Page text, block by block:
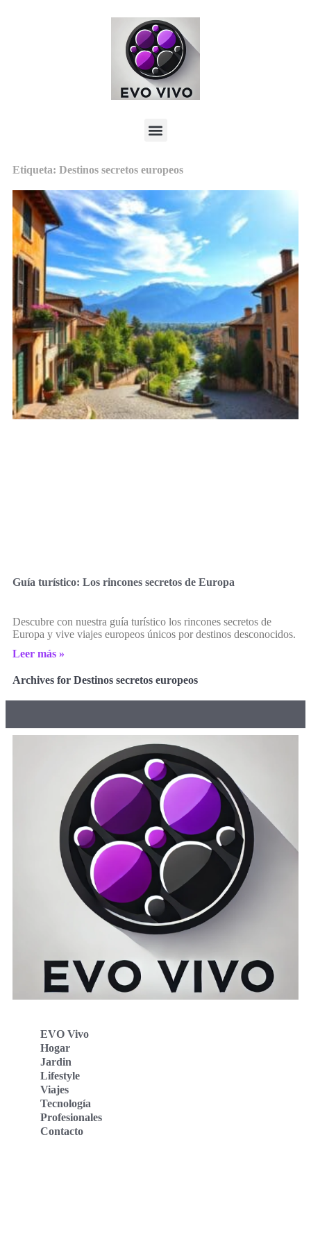
Etiqueta: Destinos secretos europeos
Guía turístico: Los rincones secretos de Europa
Descubre con nuestra guía turístico los rincones secretos de
Europa y vive viajes europeos únicos por destinos desconocidos.
Leer más »
Archives for Destinos secretos europeos
EVO Vivo
Hogar
Jardin
Lifestyle
Viajes
Tecnología
Profesionales
Contacto